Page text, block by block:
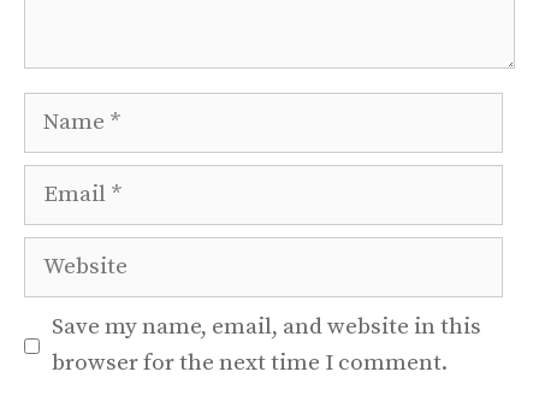
Name
Email
Website
Save my name, email, and website in this
browser for the next time I comment.